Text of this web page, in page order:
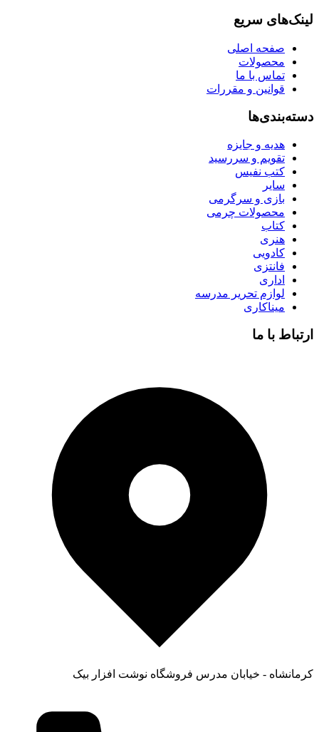
لینک‌های سریع
صفحه اصلی
محصولات
تماس با ما
قوانین و مقررات
دسته‌بندی‌ها
هدیه و جایزه
تقویم و سررسید
کتب نفیس
سایر
بازی و سرگرمی
محصولات چرمی
کتاب
هنری
کادویی
فانتزی
اداری
لوازم تحریر مدرسه
میناکاری
ارتباط با ما
کرمانشاه - خیابان مدرس فروشگاه نوشت افزار بیک